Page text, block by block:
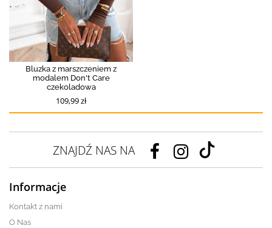
Bluzka z marszczeniem z
modalem Don't Care
czekoladowa
109,99 zł
ZNAJDŹ NAS NA
Informacje
Kontakt z nami
O Nas